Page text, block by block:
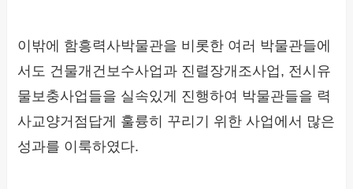
이밖에 함흥력사박물관을 비롯한 여러 박물관들에
서도 건물개건보수사업과 진렬장개조사업, 전시유
물보충사업들을 실속있게 진행하여 박물관들을 력
사교양거점답게 훌륭히 꾸리기 위한 사업에서 많은
성과를 이룩하였다.